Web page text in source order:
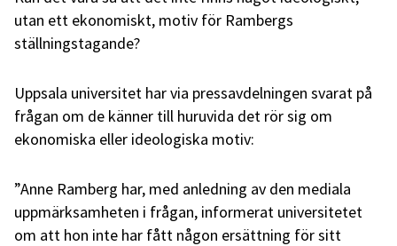
utan ett ekonomiskt, motiv för Rambergs
ställningstagande?
Uppsala universitet har via pressavdelningen svarat på
frågan om de känner till huruvida det rör sig om
ekonomiska eller ideologiska motiv:
”Anne Ramberg har, med anledning av den mediala
uppmärksamheten i frågan, informerat universitetet
om att hon inte har fått någon ersättning för sitt